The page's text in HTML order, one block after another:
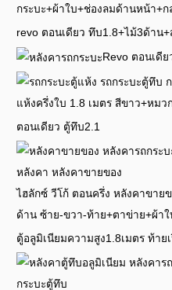
กระบะ+ผ้าใบ+ช่องลมด้านหน้า+ก
revo ตอนเดียว ทึบ1.8+ไม้3ด้าน+
Revo ตอนเดี
แห้งครึ่งใบ 1.8 เมตร สีขาว+หม
ตอนเดียว ตู้ทึบ2.1
ไฮลักซ์ วีโก้ ตอนครึ่ง หลังคาขาย
ด้าน ซ้าย-ขวา-ท้าย+ตาข่าย+ผ้าใ
ตู้อลูมิเนียมความสูง1.8เมตร ท้าย